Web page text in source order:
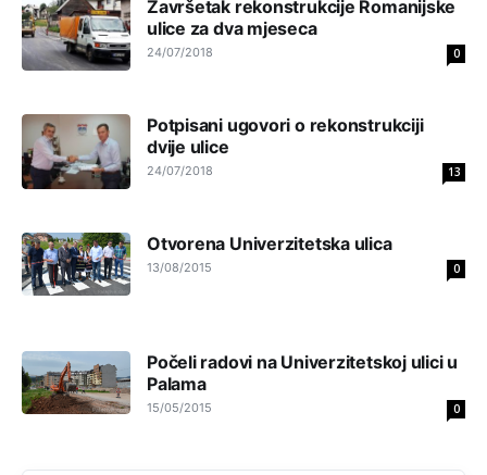
Završetak rekonstrukcije Romanijske
ulice za dva mjeseca
24/07/2018 0
Potpisani ugovori o rekonstrukciji
dvije ulice
24/07/2018 13
Otvorena Univerzitetska ulica
13/08/2015 0
Počeli radovi na Univerzitetskoj ulici u
Palama
15/05/2015 0
накотило се
Анонимно2807447
Анонимно2806721 11:21
Kosovo je država a manji BH entitet pokrajina.Što se tiče
dolaze? Kurko
Анонимно2807791
Анонимно2807895 12:16
Dobro zboris 791,ovaj721 dok nije bilo interneta,samo